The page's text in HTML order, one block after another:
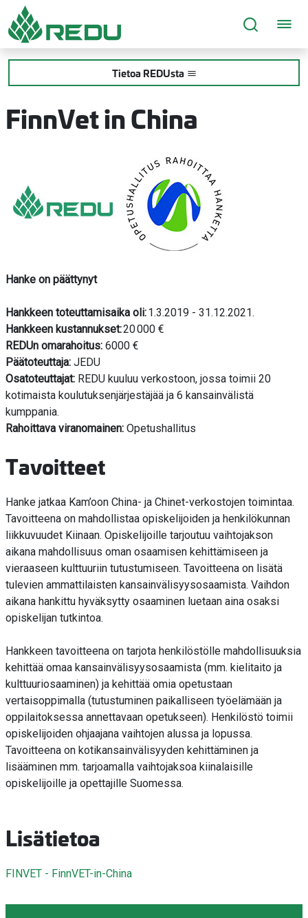
Siirry sivusisältöön
Tietoa REDUsta
FinnVet in China
Hanke on päättynyt
Hankkeen toteuttamisaika oli:1.3.2019 - 31.12.2021.
Hankkeen kustannukset:20 000 €
REDUn omarahoitus: 6000 €
Päätoteuttaja: JEDU
Osatoteuttajat: REDU kuuluu verkostoon, jossa toimii 20
kotimaista koulutuksenjärjestäjää ja 6 kansainvälistä
kumppania.
Rahoittava viranomainen: Opetushallitus
Tavoitteet
Hanke jatkaa Kam’oon China- ja Chinet-verkostojen toimintaa.
Tavoitteena on mahdollistaa opiskelijoiden ja henkilökunnan
liikkuvuudet Kiinaan. Opiskelijoille tarjoutuu vaihtojakson
aikana mahdollisuus oman osaamisen kehittämiseen ja
vieraaseen kulttuuriin tutustumiseen. Tavoitteena on lisätä
tulevien ammattilaisten kansainvälisyysosaamista. Vaihdon
aikana hankittu hyväksytty osaaminen luetaan aina osaksi
opiskelijan tutkintoa.
Hankkeen tavoitteena on tarjota henkilöstölle mahdollisuuksia
kehittää omaa kansainvälisyysosaamista (mm. kielitaito ja
kulttuuriosaaminen) ja kehittää omia opetustaan
vertaisoppimalla (tutustuminen paikalliseen työelämään ja
oppilaitoksessa annettavaan opetukseen). Henkilöstö toimii
opiskelijoiden ohjaajana vaihtojen alussa ja lopussa.
Tavoitteena on kotikansainvälisyyden kehittäminen ja
lisääminen mm. tarjoamalla vaihtojaksoa kiinalaisille
opiskelijoille ja opettajille Suomessa.
Lisätietoa
FINVET - FinnVET-in-China